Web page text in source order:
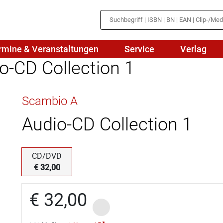
Medienbildung
Naturwissenschaften/NuT
Physik
Politik
Religion
Spanisch
& Veranstaltungen Service Verlag
CD Collection 1
Scambio A
Audio-CD Collection 1
CD/DVD
€ 32,00
€ 32,00